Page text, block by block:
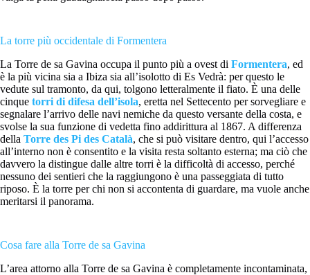
La torre più occidentale di Formentera
La Torre de sa Gavina occupa il punto più a ovest di Formentera, ed
è la più vicina sia a Ibiza sia all’isolotto di Es Vedrà: per questo le
vedute sul tramonto, da qui, tolgono letteralmente il fiato. È una delle
cinque torri di difesa dell’isola, eretta nel Settecento per sorvegliare e
segnalare l’arrivo delle navi nemiche da questo versante della costa, e
svolse la sua funzione di vedetta fino addirittura al 1867. A differenza
della Torre des Pi des Català, che si può visitare dentro, qui l’accesso
all’interno non è consentito e la visita resta soltanto esterna; ma ciò che
davvero la distingue dalle altre torri è la difficoltà di accesso, perché
nessuno dei sentieri che la raggiungono è una passeggiata di tutto
riposo. È la torre per chi non si accontenta di guardare, ma vuole anche
meritarsi il panorama.
Cosa fare alla Torre de sa Gavina
L’area attorno alla Torre de sa Gavina è completamente incontaminata,